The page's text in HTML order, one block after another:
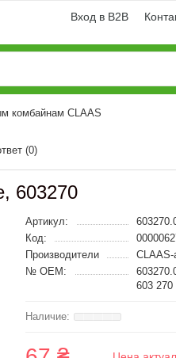
Вход в B2B
комбайнам CLAAS
(0)
603270
Артикул:
Код:
Производители
CLAAS-
№ OEM:
603 270